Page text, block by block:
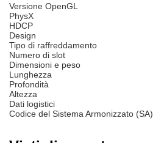
Versione OpenGL
PhysX
HDCP
Design
Tipo di raffreddamento
Numero di slot
Dimensioni e peso
Lunghezza
Profondità
Altezza
Dati logistici
Codice del Sistema Armonizzato (SA)